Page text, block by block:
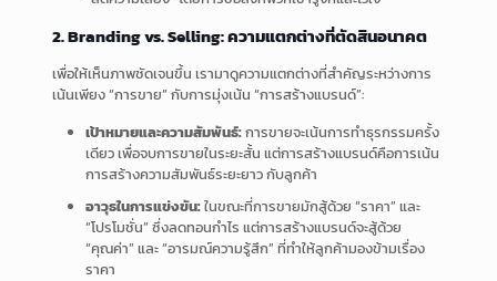
2. Branding vs. Selling: ความแตกต่างที่ตัดสินอนาคต
เพื่อให้เห็นภาพชัดเจนขึ้น เรามาดูความแตกต่างที่สำคัญระหว่างการ
เน้นเพียง “การขาย” กับการมุ่งเน้น “การสร้างแบรนด์”:
เป้าหมายและความสัมพันธ์:การขายจะเน้นการทำธุรกรรมครั้ง
เดียว เพื่อจบการขายในระยะสั้น แต่การสร้างแบรนด์คือการเน้น
การสร้างความสัมพันธ์ระยะยาว กับลูกค้า
อาวุธในการแข่งขัน:ในขณะที่การขายมักสู้ด้วย “ราคา” และ
“โปรโมชั่น” ซึ่งลดทอนกำไร แต่การสร้างแบรนด์จะสู้ด้วย
“คุณค่า” และ “อารมณ์ความรู้สึก” ที่ทำให้ลูกค้ามองข้ามเรื่อง
ราคา